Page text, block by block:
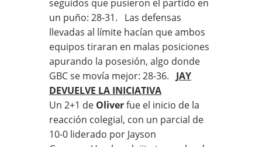
seguidos que pusieron el partido en
un puño: 28-31. Las defensas
llevadas al límite hacían que ambos
equipos tiraran en malas posiciones
apurando la posesión, algo donde
GBC se movía mejor: 28-36. JAY
DEVUELVE LA INICIATIVA
Un 2+1 de Oliverfue el inicio de la
reacción colegial, con un parcial de
10-0 liderado por Jayson